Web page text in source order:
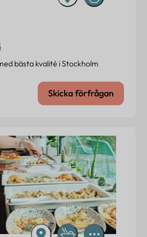
bästa kvalité i Stockholm
Skicka förfrågan